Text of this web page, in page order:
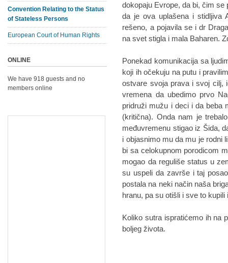
dokopaju Evrope, da bi, čim se
da je ova uplašena i stidljiva
rešeno, a pojavila se i dr
na svet stigla i mala Baharen.
Ponekad komunikacija sa
koji ih očekuju na putu i
ostvare svoja prava i svoj cilj,
vremena da ubedimo prvo
pridruži mužu i deci i da beba
(kritična). Onda nam je
međuvremenu stigao iz Šida,
i objasnimo mu da mu je rodni
bi sa celokupnom porodicom
mogao da reguliše status u
su uspeli da završe i taj
postala na neki način naša
hranu, pa su otišli i sve to
Koliko sutra ispratićemo ih na
boljeg života.
Convention Relating to the Status
of Stateless Persons
European Court of Human Rights
ONLINE
We have 918 guests and no
members online